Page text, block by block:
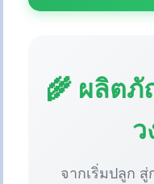
🌾 ผลิต
ว
จากเริ่มปลูก สู่